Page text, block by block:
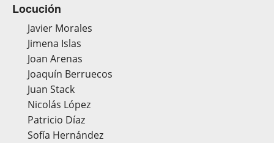
Locución
Javier Morales
Jimena Islas
Joan Arenas
Joaquín Berruecos
Juan Stack
Nicolás López
Patricio Díaz
Sofía Hernández